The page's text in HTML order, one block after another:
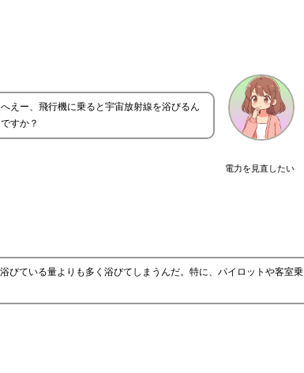
電力を見直したい
へえー、飛行機に乗ると宇宙放射線を浴びるん
ですか？
びている量よりも多く浴びてしまうんだ。特に、パイロットや客室乗